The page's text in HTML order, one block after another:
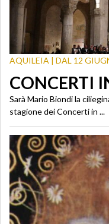
AQUILEIA | DAL 12
CONCERTI
Sarà Mario Biondi la
stagione dei Concerti in ...